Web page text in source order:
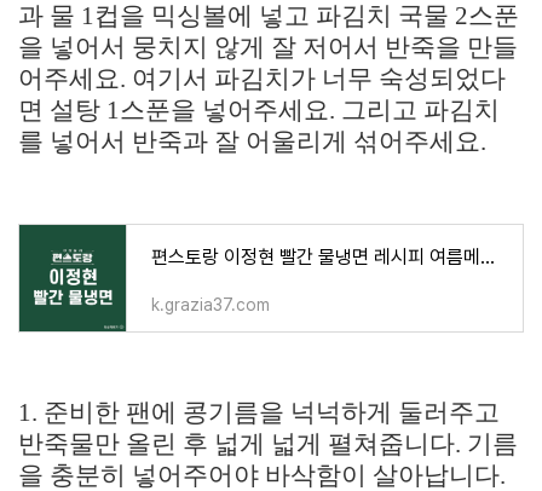
과 물 1컵을 믹싱볼에 넣고 파김치 국물 2스푼
을 넣어서 뭉치지 않게 잘 저어서 반죽을 만들
어주세요. 여기서 파김치가 너무 숙성되었다
면 설탕 1스푼을 넣어주세요. 그리고 파김치
를 넣어서 반죽과 잘 어울리게 섞어주세요.
편스토랑 이정현 빨간 물냉면 레시피 여름메뉴추천
k.grazia37.com
1. 준비한 팬에 콩기름을 넉넉하게 둘러주고
반죽물만 올린 후 넓게 넓게 펼쳐줍니다. 기름
을 충분히 넣어주어야 바삭함이 살아납니다.